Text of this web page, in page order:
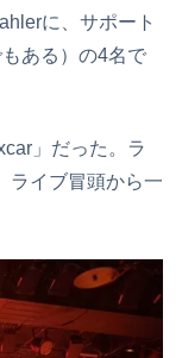
に、サポート
ある）の4名で
」だった。ラ
ライブ冒頭から一